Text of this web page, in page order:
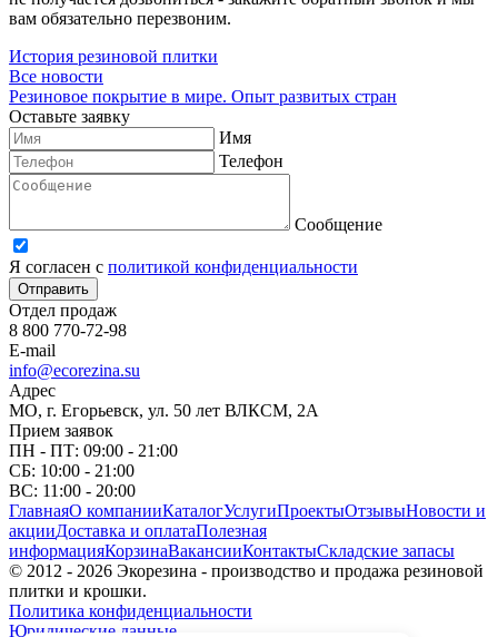
вам обязательно перезвоним.
История резиновой плитки
Все новости
Резиновое покрытие в мире. Опыт развитых стран
Оставьте заявку
Имя
Телефон
Сообщение
Я согласен с политикой конфиденциальности
Отправить
Отдел продаж
8 800 770-72-98
E-mail
info@ecorezina.su
Адрес
МО, г. Егорьевск, ул. 50 лет ВЛКСМ, 2А
Прием заявок
ПН - ПТ: 09:00 - 21:00
СБ: 10:00 - 21:00
ВС: 11:00 - 20:00
ГлавнаяО компанииКаталогУслугиПроектыОтзывыНовости и
акцииДоставка и оплатаПолезная
информацияКорзинаВакансииКонтактыСкладские запасы
© 2012 - 2026 Экорезина - производство и продажа резиновой
плитки и крошки.
Политика конфиденциальности
Юридические данные